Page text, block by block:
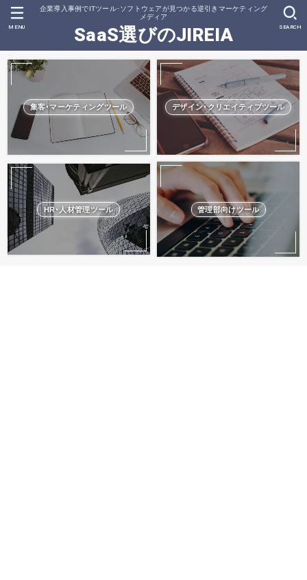
企業導入事例でITツール･ソフトウェアが見つかる逆引きマーケティング
メディア
SaaS選びのJIREIA SEARCH
MENU
集客･マーケティングツール デザイン･クリエイティブツール
HR･人材管理ツール 管理部向けツール